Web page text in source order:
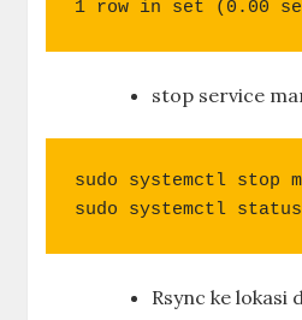
stop service
sudo systemctl stop
sudo systemctl
Rsync ke